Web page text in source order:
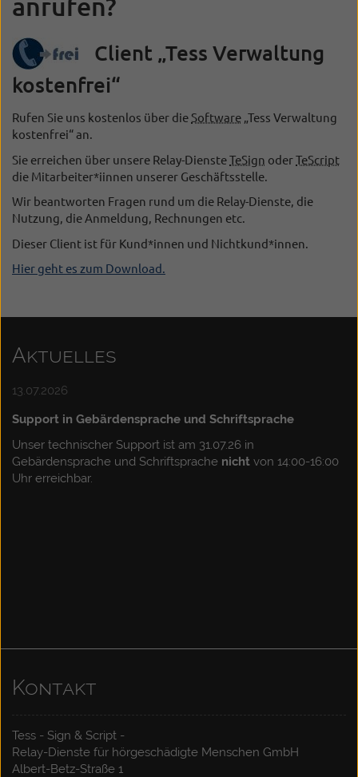
anrufen?
Kostenfrei
/
Frei
Client „Tess Verwaltung
kostenfrei“
Rufen Sie uns kostenlos über die Software „Tess Verwaltung
kostenfrei“ an.
Sie erreichen über unsere Relay-DiensteTeSign oderTeScript
die Mitarbeiter*iinnen unserer Geschäftsstelle.
Wir beantworten Fragen rund um die Relay-Dienste, die
Nutzung, die Anmeldung, Rechnungen etc.
Dieser Client ist für Kund*innen und Nichtkund*innen.
Hier geht es zum Download.
Aktuelles
13.07.2026
Support in Gebärdensprache und Schriftsprache
Unser technischer Support ist am 31.07.26 in
Gebärdensprache und Schriftsprache nicht von 14:00-16:00
Uhr erreichbar.
Kontakt
Tess - Sign & Script -
Relay-Dienste für hörgeschädigte Menschen GmbH
Albert-Betz-Straße 1